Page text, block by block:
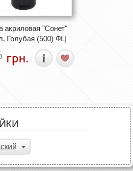
акриловая "Сонет"
Голубая (500) ФЦ
грн.